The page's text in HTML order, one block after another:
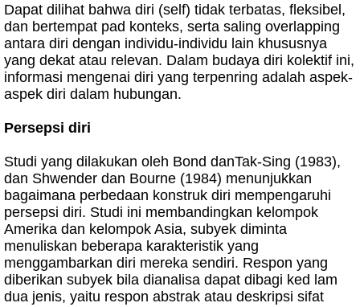
Dapat dilihat bahwa diri (self) tidak terbatas, fleksibel,
dan bertempat pad konteks, serta saling overlapping
antara diri dengan individu-individu lain khususnya
yang dekat atau relevan. Dalam budaya diri kolektif ini,
informasi mengenai diri yang terpenring adalah aspek-
aspek diri dalam hubungan.
Persepsi diri
Studi yang dilakukan oleh Bond danTak-Sing (1983),
dan Shwender dan Bourne (1984) menunjukkan
bagaimana perbedaan konstruk diri mempengaruhi
persepsi diri. Studi ini membandingkan kelompok
Amerika dan kelompok Asia, subyek diminta
menuliskan beberapa karakteristik yang
menggambarkan diri mereka sendiri. Respon yang
diberikan subyek bila dianalisa dapat dibagi ked lam
dua jenis, yaitu respon abstrak atau deskripsi sifat